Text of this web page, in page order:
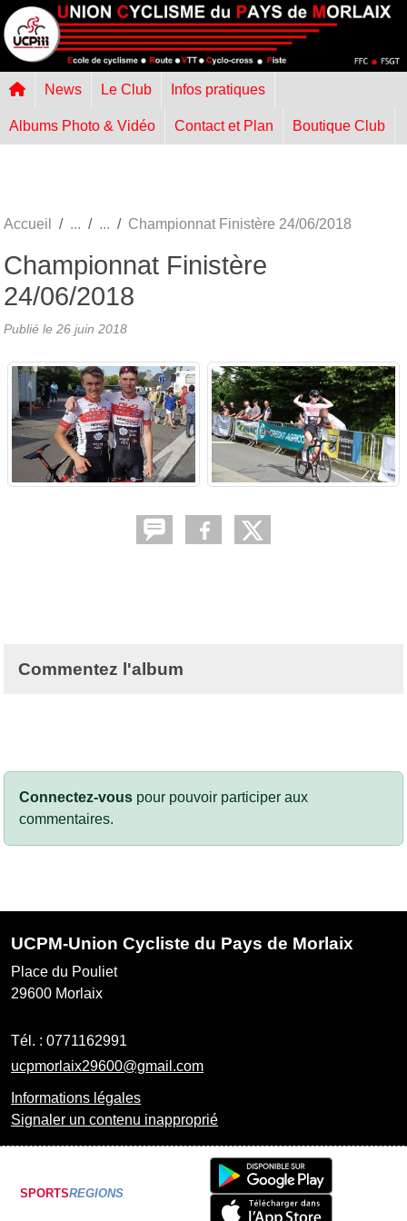
News Le Club Infos pratiques
Albums Photo & Vidéo Contact et Plan Boutique Club
Accueil Championnat Finistère 24/06/2018
Championnat Finistère
24/06/2018
Publié le 26 juin 2018
Commentez l'album
Connectez-vous pour pouvoir participer aux
commentaires.
UCPM-Union Cycliste du Pays de Morlaix
Place du Pouliet
29600 Morlaix
Tél. : 0771162991
ucpmorlaix29600@gmail.com
Informations légales
Signaler un contenu inapproprié
SPORTSREGIONS
Panneau de gestion des cookies